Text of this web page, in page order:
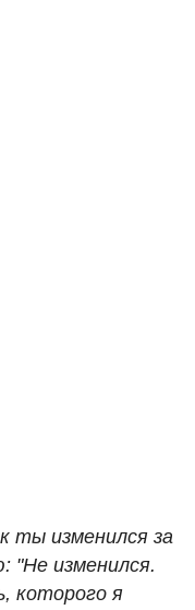
ты изменился за
"Не изменился.
которого я